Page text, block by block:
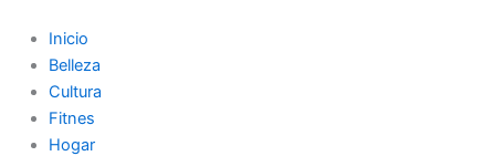
Inicio
Belleza
Cultura
Fitnes
Hogar